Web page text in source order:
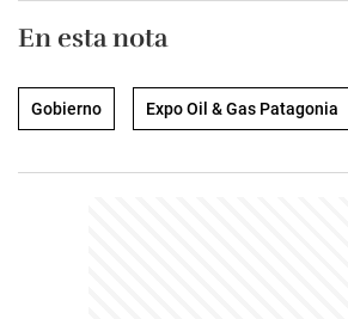
En esta nota
Gobierno Expo Oil & Gas Patagonia